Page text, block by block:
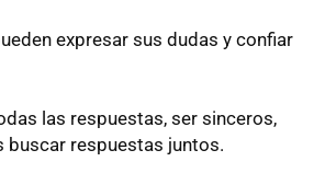
expresar sus dudas y confiar
las respuestas, ser sinceros,
buscar respuestas juntos.